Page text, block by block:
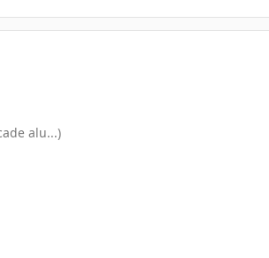
alu...)